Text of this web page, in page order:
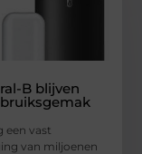
B blijven
een vast
van miljoenen